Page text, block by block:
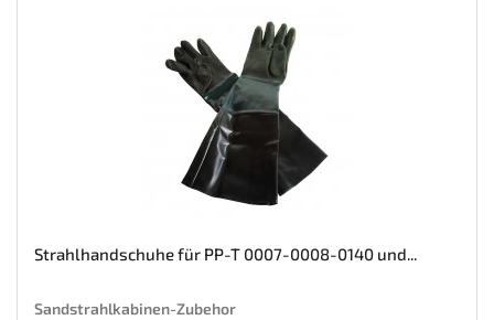
Strahlhandschuhe für PP-T 0007-0008-0140 und...
Sandstrahlkabinen-Zubehor